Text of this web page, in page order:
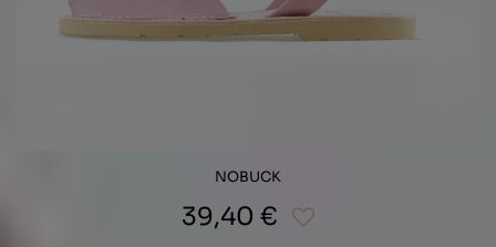
NOBUCK
39,40 €